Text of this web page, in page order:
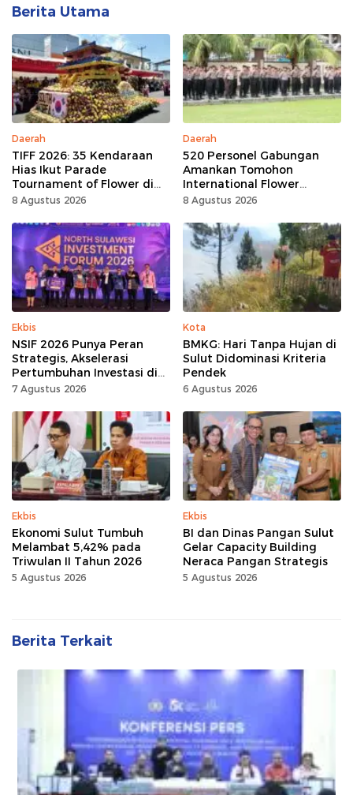
Berita Utama
Daerah
TIFF 2026: 35 Kendaraan
Hias Ikut Parade
Tournament of Flower di
Tomohon
8 Agustus 2026
Daerah
520 Personel Gabungan
Amankan Tomohon
International Flower
Festival
8 Agustus 2026
Ekbis
NSIF 2026 Punya Peran
Strategis, Akselerasi
Pertumbuhan Investasi di
Sulut
7 Agustus 2026
Kota
BMKG: Hari Tanpa Hujan di
Sulut Didominasi Kriteria
Pendek
6 Agustus 2026
Ekbis
Ekonomi Sulut Tumbuh
Melambat 5,42% pada
Triwulan II Tahun 2026
5 Agustus 2026
Ekbis
BI dan Dinas Pangan Sulut
Gelar Capacity Building
Neraca Pangan Strategis
5 Agustus 2026
Berita Terkait